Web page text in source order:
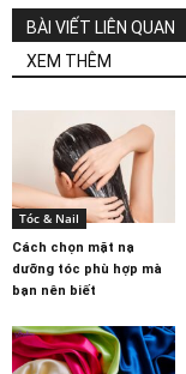
BÀI VIẾT LIÊN QUAN
XEM THÊM
Tóc & Nail
Cách chọn mặt nạ
dưỡng tóc phù hợp mà
bạn nên biết